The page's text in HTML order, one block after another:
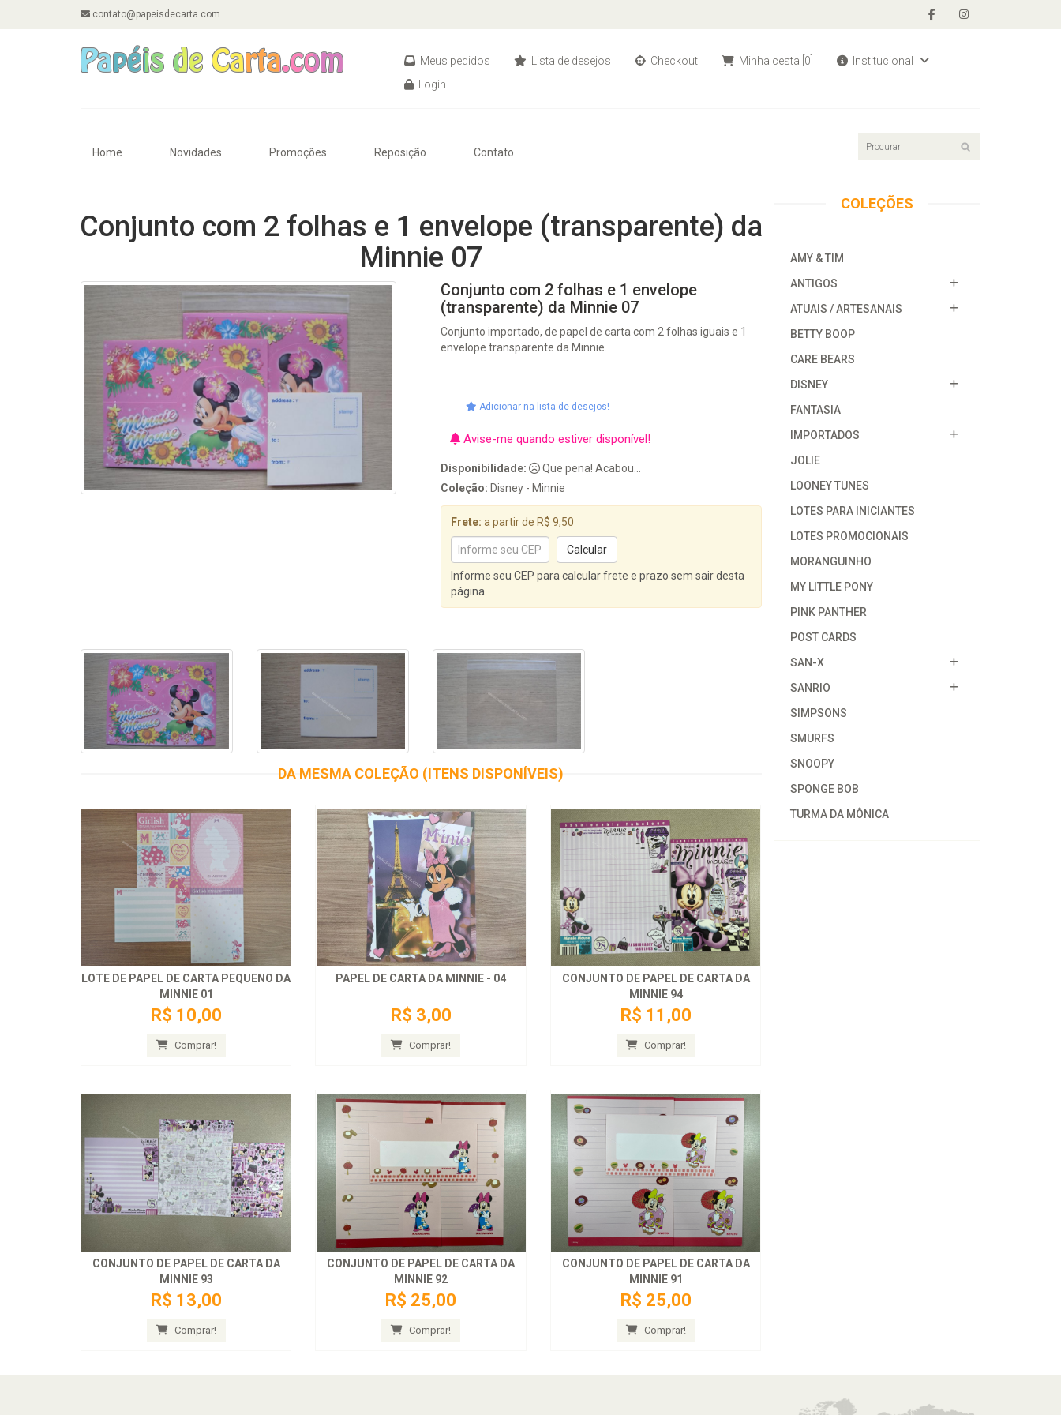
contato@papeisdecarta.com
Meus pedidos Lista de desejos Checkout Minha cesta [0]
Institucional
Login
Home Novidades Promoções Reposição Contato
Conjunto com 2 folhas e 1 envelope (transparente) da
Minnie 07
Conjunto com 2 folhas e 1 envelope
(transparente) da Minnie 07
Conjunto importado, de papel de carta com 2 folhas iguais e 1
envelope transparente da Minnie.
Adicionar na lista de desejos!
Avise-me quando estiver disponível!
Disponibilidade:
Que pena! Acabou...
Coleção: Disney - Minnie
Frete: a partir de R$ 9,50
Informe seu CEP para calcular frete e prazo sem sair desta
página.
DA MESMA COLEÇÃO (ITENS DISPONÍVEIS)
LOTE DE PAPEL DE CARTA PEQUENO DA
MINNIE 01
R$ 10,00
Comprar!
PAPEL DE CARTA DA MINNIE - 04
R$ 3,00
Comprar!
CONJUNTO DE PAPEL DE CARTA DA
MINNIE 94
R$ 11,00
Comprar!
CONJUNTO DE PAPEL DE CARTA DA
MINNIE 93
R$ 13,00
Comprar!
CONJUNTO DE PAPEL DE CARTA DA
MINNIE 92
R$ 25,00
Comprar!
CONJUNTO DE PAPEL DE CARTA DA
MINNIE 91
R$ 25,00
Comprar!
COLEÇÕES
AMY & TIM
ANTIGOS
ATUAIS / ARTESANAIS
BETTY BOOP
CARE BEARS
DISNEY
FANTASIA
IMPORTADOS
JOLIE
LOONEY TUNES
LOTES PARA INICIANTES
LOTES PROMOCIONAIS
MORANGUINHO
MY LITTLE PONY
PINK PANTHER
POST CARDS
SAN-X
SANRIO
SIMPSONS
SMURFS
SNOOPY
SPONGE BOB
TURMA DA MÔNICA